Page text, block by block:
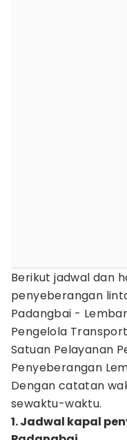
Berikut jadwal dan
penyeberangan
Padangbai -
Pengelola
Satuan Pelayanan
Penyeberangan
Dengan catatan
sewaktu-waktu.
1. Jadwal kapal